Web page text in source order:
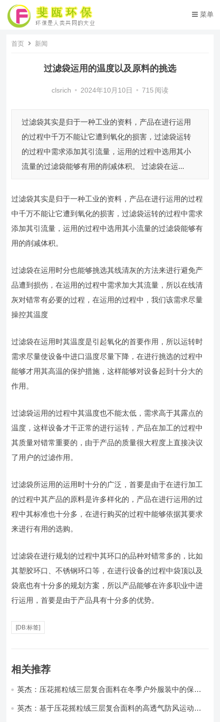
菜单
首页 新闻
过滤袋运用的温度以及原料的挑选
clsrich • 2024年10月10日 • 715 阅读
过滤袋其实是归于一种工业的资料，产品在进行运用
的过程中千万不能让它遭到氧化的损害，过滤袋运转
的过程中需求添加其引流量，运用的过程中选用其小
流量的过滤袋能够有用的削减体积。 过滤袋在运...
过滤袋其实是归于一种工业的资料，产品在进行运用的过程
中千万不能让它遭到氧化的损害，过滤袋运转的过程中需求
添加其引流量，运用的过程中选用其小流量的过滤袋能够有
用的削减体积。
过滤袋在运用时分也能够挑选其线清灰的方法来进行避免产
品遭到损伤，在运用的过程中需求加大其流量，所以在线清
灰对错常有必要的过程，在运用的过程中，我们该需求尽量
操控其温度
过滤袋在运用时其温度是引起氧化的首要作用，所以运转时
需求尽量使设备中进口温度尽量下降，在进行挑选的过程中
能够才用其高温的保护措施，这样能够对设备起到十分大的
作用。
过滤袋运用的过程中其温度也不能太低，需求高于其露点的
温度，这样设备才干正常的进行运转，产品在加工的过程中
其质量对错常重要的，由于产品的质量很大程度上直接决议
了用户的过滤作用。
过滤袋所运用的运用时十分的广泛，首要是由于在进行加工
的过程中其产品的原料是许多样化的，产品在进行运用的过
程中其标准也十分多，在进行购买的过程中能够依据其要求
来进行有用的选购。
过滤袋在进行规划的过程中其环口的品种对错常多的，比如
其塑胶环口、不锈钢环口等，在进行设备的过程中袋顶以及
袋底也有十分多的规划方案，所以产品能够在许多职业中进
行运用，首要是由于产品具有十分多的优势。
[DB:标签]
相关推荐
英杰：压花摇粒绒三层复合面料在冬季户外服装中的保暖
英杰：基于压花摇粒绒三层复合面料的高透气防风运动服